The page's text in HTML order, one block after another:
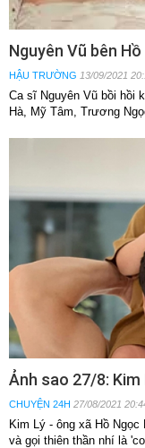
Nguyên Vũ bên
HẬU TRƯỜNG 13/09/2021
Ca sĩ Nguyên Vũ bồi hồi
Hà, Mỹ Tâm, Trương
Ảnh sao 27/8:
CHUYỆN 24H 27/08/2021
Kim Lý - ông xã Hồ
và gọi thiên thần nhí là